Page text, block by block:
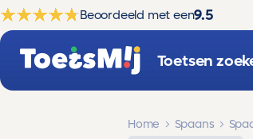
Beoordeeld met een9.5
Toetsen
Home Spaans